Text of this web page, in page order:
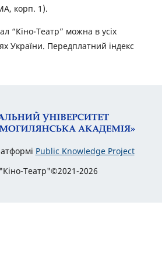
корп. 1).
“Кіно-Театр” можна в усіх
України. Передплатний індекс
Public Knowledge Project
Театр"©2021-2026